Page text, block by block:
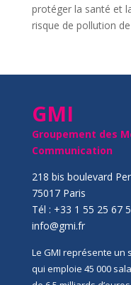
protéger la santé et
risque de pollution de
GMI
Groupement des
Communication
218 bis boulevard
75017 Paris
Tél : +33 1 55 25 67
info@gmi.fr
Le GMI représente un
qui emploie 45 000